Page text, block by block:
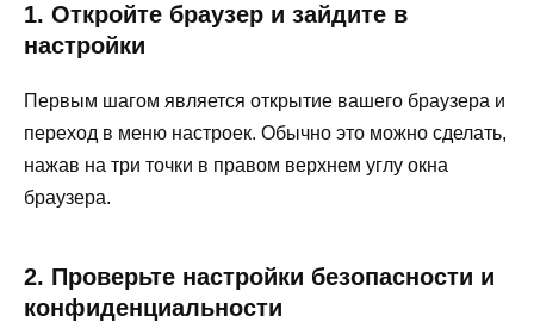
1. Откройте браузер и зайдите в
настройки
Первым шагом является открытие вашего браузера и
переход в меню настроек. Обычно это можно сделать,
нажав на три точки в правом верхнем углу окна
браузера.
2. Проверьте настройки безопасности и
конфиденциальности